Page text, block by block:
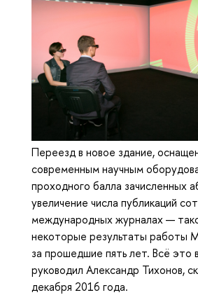
Переезд в новое здание,
современным научным
проходного балла зачисленных
увеличение числа публикаций
международных журналах —
некоторые результаты
за прошедшие пять лет. Всё это
руководил Александр Тихонов,
декабря 2016 года.